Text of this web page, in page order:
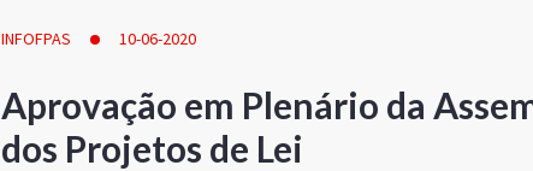
INFOFPAS 10-06-2020
Aprovação em Plenário da
dos Projetos de Lei